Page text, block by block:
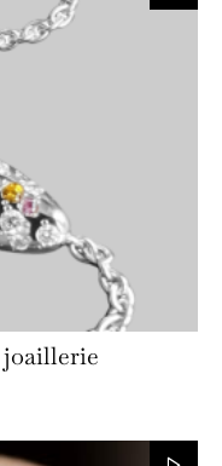
joaillerie